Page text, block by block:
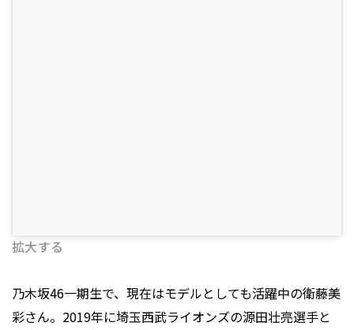
拡大する
乃木坂46一期生で、現在はモデルとしても活躍中の衛藤美
彩さん。2019年に埼玉西武ライオンズの源田壮亮選手と